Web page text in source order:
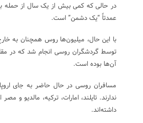
در حالی که کمی بیش از یک سال از حمله
عمدتاً “یک دشمن” است.
آن‌ها بوده است.
مسافران روسی در حال حاضر به جای
ندارند. تایلند، امارات، ترکیه، مالدیو و
داشته‌اند.